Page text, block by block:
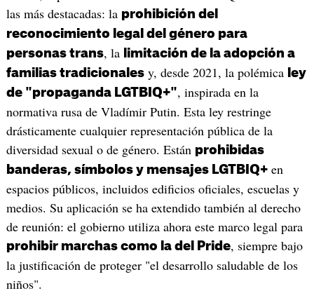
las más destacadas: la prohibición del
reconocimiento legal del género para
personas trans, la
limitación de la adopción a
familias tradicionalesy, desde 2021, la polémica ley
de "propaganda LGTBIQ+", inspirada en la
normativa rusa de Vladímir Putin. Esta ley restringe
drásticamente cualquier representación pública de la
diversidad sexual o de género. Están prohibidas
banderas, símbolos y mensajes LGTBIQ+en
espacios públicos, incluidos edificios oficiales, escuelas y
medios. Su aplicación se ha extendido también al derecho
de reunión: el gobierno utiliza ahora este marco legal para
prohibir marchas como la del Pride, siempre bajo
la justificación de proteger "el desarrollo saludable de los
niños".